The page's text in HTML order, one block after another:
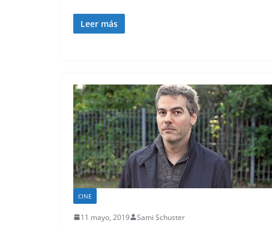
Leer más
CINE
11 mayo, 2019 Sami Schuster